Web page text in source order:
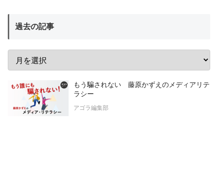
過去の記事
もう騙されない 藤原かずえのメディアリテ
ラシー
アゴラ編集部